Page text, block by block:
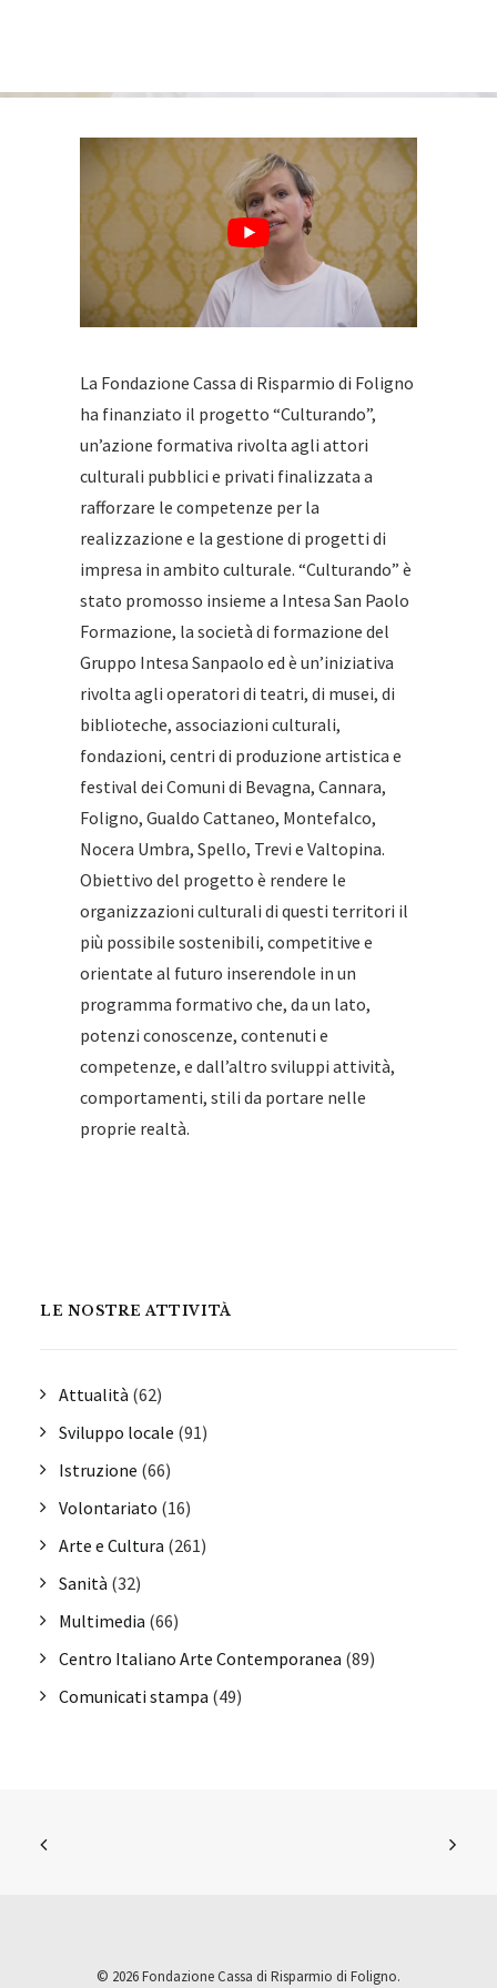
La Fondazione Cassa di Risparmio di Foligno
ha finanziato il progetto “Culturando”,
un’azione formativa rivolta agli attori
culturali pubblici e privati finalizzata a
rafforzare le competenze per la
realizzazione e la gestione di progetti di
impresa in ambito culturale. “Culturando” è
stato promosso insieme a Intesa San Paolo
Formazione, la società di formazione del
Gruppo Intesa Sanpaolo ed è un’iniziativa
rivolta agli operatori di teatri, di musei, di
biblioteche, associazioni culturali,
fondazioni, centri di produzione artistica e
festival dei Comuni di Bevagna, Cannara,
Foligno, Gualdo Cattaneo, Montefalco,
Nocera Umbra, Spello, Trevi e Valtopina.
Obiettivo del progetto è rendere le
organizzazioni culturali di questi territori il
più possibile sostenibili, competitive e
orientate al futuro inserendole in un
programma formativo che, da un lato,
potenzi conoscenze, contenuti e
competenze, e dall’altro sviluppi attività,
comportamenti, stili da portare nelle
proprie realtà.
LE NOSTRE ATTIVITÀ
Attualità (62)
Sviluppo locale (91)
Istruzione (66)
Volontariato (16)
Arte e Cultura (261)
Sanità (32)
Multimedia (66)
Centro Italiano Arte Contemporanea (89)
Comunicati stampa (49)
© 2026 Fondazione Cassa di Risparmio di Foligno.